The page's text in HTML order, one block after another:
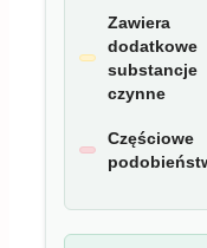
Zawiera
dodatkowe
substancje
czynne
Częściowe